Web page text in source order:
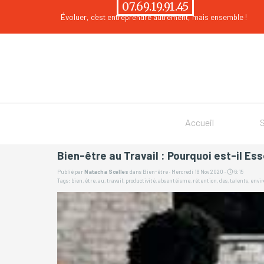
07.69.19.91.45
Évoluer, c'est entreprendre autrement, mais ensemble !
Accueil
Bien-être au Travail : Pourquoi est-il
Publié par Natacha Scelles dans Bien-être· Mercredi 18 Nov 2020 ·
6:15
Tags: bien être au travail productivité absentéisme rétention des talents